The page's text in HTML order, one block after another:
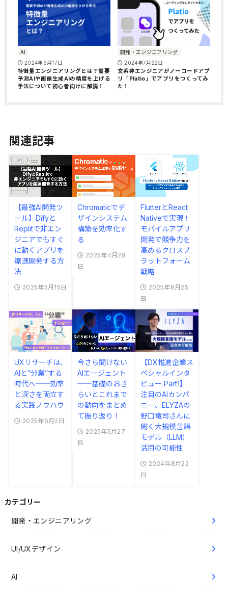
AI
2024年9月17日
特徴量エンジニアリングとは？需要
予測AIや画像生成AIの精度を上げる
手法について初心者向けに解説！
開発・エンジニアリング
2024年7月22日
文系非エンジニアがノーコードアプ
リ「Platio」でアプリをつくってみ
た！
関連記事
【最強AI開発ツ
ール】Difyと
Replitで非エン
ジニアでもすぐ
に動くアプリを
爆速開発する方
法
2025年5月15日
Chromaticでデ
ザインシステム
構築を効率化す
る
2025年4月28
日
FlutterとReact
Nativeで実現！
モバイルアプリ
開発で競争力を
高めるクロスプ
ラットフォーム
戦略
2025年8月25
日
UXリサーチは、
AIと“分業”する
時代へ──効率
と深さを両立す
る実践ノウハウ
2025年6月2日
今さら聞けない
AIエージェント
──基礎のおさ
らいとこれまで
の動向をまとめ
て振り返り！
2025年5月27
日
【DX推進企業ス
ペシャルインタ
ビュー Part1】
注目のAIカンパ
ニー、ELYZAの
野口竜司さんに
聞く大規模言語
モデル（LLM）
活用の可能性
2024年8月22
日
カテゴリー
開発・エンジニアリング
UI/UXデザイン
AI